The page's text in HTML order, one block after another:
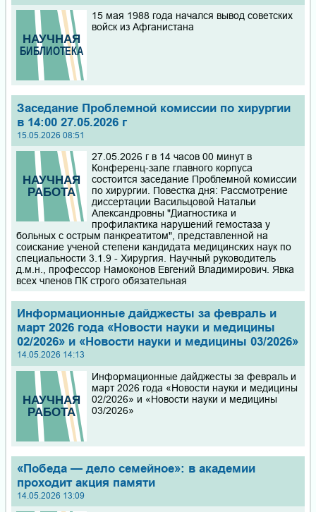
15 мая 1988 года начался вывод советских
войск из Афганистана
Заседание Проблемной комиссии по хирургии
в 14:00 27.05.2026 г
15.05.2026 08:51
27.05.2026 г в 14 часов 00 минут в
Конференц-зале главного корпуса
состоится заседание Проблемной комиссии
по хирургии. Повестка дня: Рассмотрение
диссертации Васильцовой Натальи
Александровны "Диагностика и
профилактика нарушений гемостаза у
больных с острым панкреатитом", представленной на
соискание ученой степени кандидата медицинских наук по
специальности 3.1.9 - Хирургия. Научный руководитель
д.м.н., профессор Намоконов Евгений Владимирович. Явка
всех членов ПК строго обязательная
Информационные дайджесты за февраль и
март 2026 года «Новости науки и медицины
02/2026» и «Новости науки и медицины 03/2026»
14.05.2026 14:13
Информационные дайджесты за февраль и
март 2026 года «Новости науки и медицины
02/2026» и «Новости науки и медицины
03/2026»
«Победа — дело семейное»: в академии
проходит акция памяти
14.05.2026 13:09